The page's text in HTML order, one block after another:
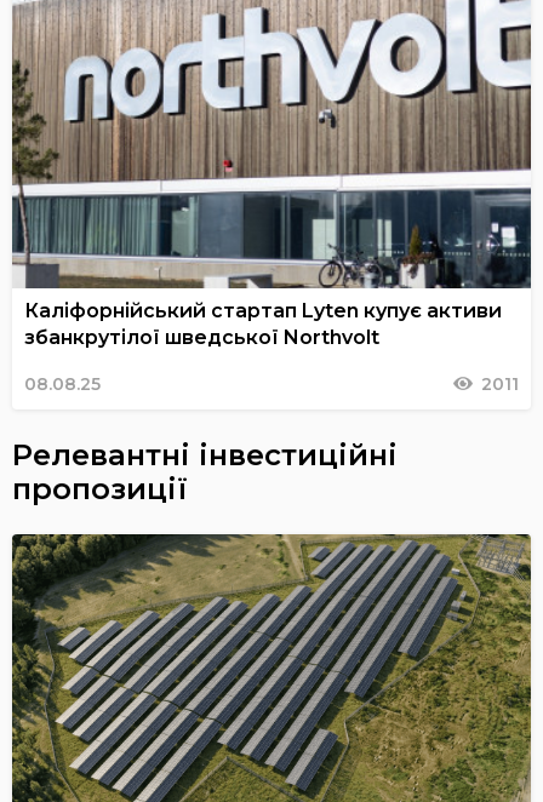
Каліфорнійський стартап Lyten купує активи
збанкрутілої шведської Northvolt
08.08.25 2011
Релевантні інвестиційні
пропозиції